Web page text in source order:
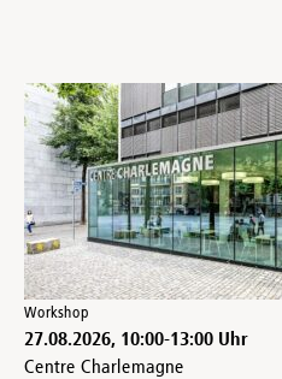
Workshop
27.08.2026, 10:00-13:00 Uhr
Centre Charlemagne